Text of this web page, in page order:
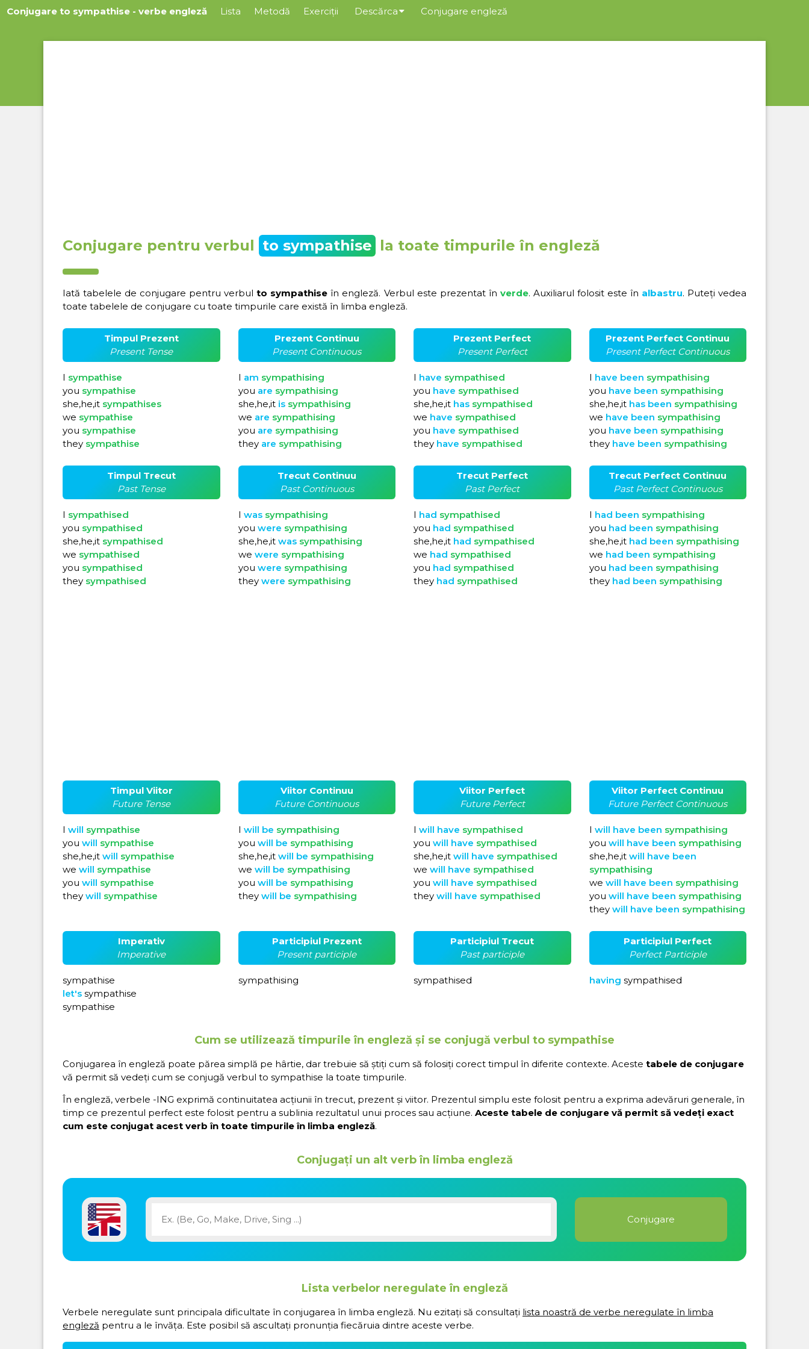
Conjugare to sympathise - verbe engleză Lista Metodă Exerciții Descărca Conjugare engleză
Conjugare pentru verbul to sympathise la toate timpurile în engleză
Iată tabelele de conjugare pentru verbulto sympathise în engleză. Verbul este prezentat în verde. Auxiliarul folosit este în albastru. Puteți vedea
toate tabelele de conjugare cu toate timpurile care există în limba engleză.
Timpul Prezent
Present Tense
I sympathise
you sympathise
she,he,it sympathises
we sympathise
you sympathise
they sympathise
Prezent Continuu
Present Continuous
I am sympathising
you are sympathising
she,he,it is sympathising
we are sympathising
you are sympathising
they are sympathising
Prezent Perfect
Present Perfect
I have sympathised
you have sympathised
she,he,it has sympathised
we have sympathised
you have sympathised
they have sympathised
Prezent Perfect Continuu
Present Perfect Continuous
I have been sympathising
you have been sympathising
she,he,it has been sympathising
we have been sympathising
you have been sympathising
they have been sympathising
Timpul Trecut
Past Tense
I sympathised
you sympathised
she,he,it sympathised
we sympathised
you sympathised
they sympathised
Trecut Continuu
Past Continuous
I was sympathising
you were sympathising
she,he,it was sympathising
we were sympathising
you were sympathising
they were sympathising
Trecut Perfect
Past Perfect
I had sympathised
you had sympathised
she,he,it had sympathised
we had sympathised
you had sympathised
they had sympathised
Trecut Perfect Continuu
Past Perfect Continuous
I had been sympathising
you had been sympathising
she,he,it had been sympathising
we had been sympathising
you had been sympathising
they had been sympathising
Timpul Viitor
Future Tense
I will sympathise
you will sympathise
she,he,it will sympathise
we will sympathise
you will sympathise
they will sympathise
Viitor Continuu
Future Continuous
I will be sympathising
you will be sympathising
she,he,it will be sympathising
we will be sympathising
you will be sympathising
they will be sympathising
Viitor Perfect
Future Perfect
I will have sympathised
you will have sympathised
she,he,it will have sympathised
we will have sympathised
you will have sympathised
they will have sympathised
Viitor Perfect Continuu
Future Perfect Continuous
I will have been sympathising
you will have been sympathising
she,he,it will have been
sympathising
we will have been sympathising
you will have been sympathising
they will have been sympathising
Imperativ
Imperative
sympathise
let's sympathise
sympathise
Participiul Prezent
Present participle
sympathising
Participiul Trecut
Past participle
sympathised
Participiul Perfect
Perfect Participle
having sympathised
Cum se utilizează timpurile în engleză și se conjugă verbul to sympathise
Conjugarea în engleză poate părea simplă pe hârtie, dar trebuie să știți cum să folosiți corect timpul în diferite contexte. Aceste tabele de conjugare
vă permit să vedeți cum se conjugă verbul to sympathise la toate timpurile.
În engleză, verbele -ING exprimă continuitatea acțiunii în trecut, prezent și viitor. Prezentul simplu este folosit pentru a exprima adevăruri generale, în
timp ce prezentul perfect este folosit pentru a sublinia rezultatul unui proces sau acțiune. Aceste tabele de conjugare vă permit să vedeți exact
cum este conjugat acest verb în toate timpurile în limba engleză.
Conjugați un alt verb în limba engleză
Lista verbelor neregulate în engleză
Verbele neregulate sunt principala dificultate în conjugarea în limba engleză. Nu ezitați să consultați lista noastră de verbe neregulate în limba
engleză pentru a le învăța. Este posibil să ascultați pronunția fiecăruia dintre aceste verbe.